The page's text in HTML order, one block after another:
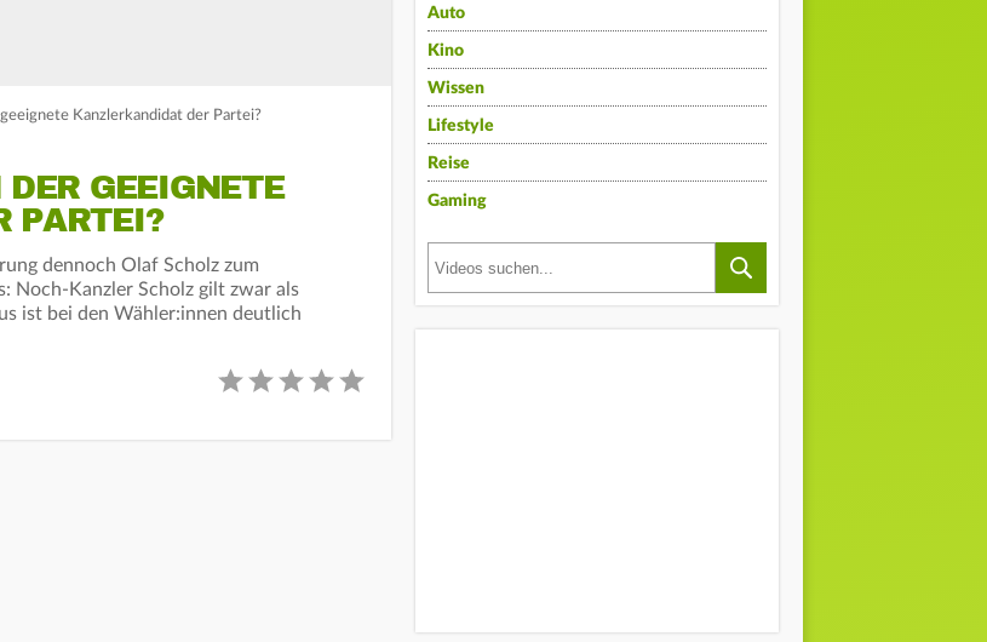
Kanzlerkandidat der Partei?
GEEIGNETE
PARTEI?
dennoch Olaf Scholz zum
Noch-Kanzler Scholz gilt zwar als
ist bei den Wähler:innen deutlich
Auto
Kino
Wissen
Lifestyle
Reise
Gaming